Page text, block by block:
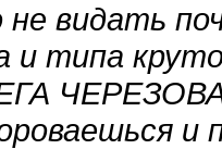
не видать
и типа